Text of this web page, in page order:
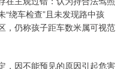
绕车检查”且未发现路中孩
，仍称孩子距车数米属可视范
，因不能预见的原因引起危害